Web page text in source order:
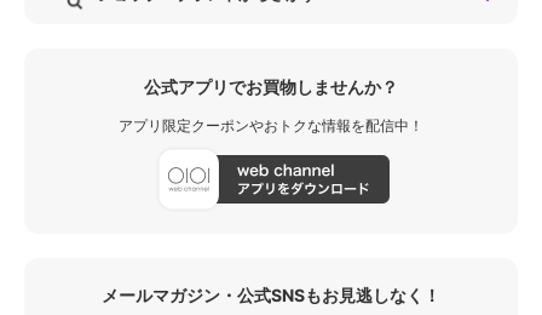
公式アプリでお買物しませんか？
アプリ限定クーポンやおトクな情報を配信中！
メールマガジン・公式SNSもお見逃しなく！